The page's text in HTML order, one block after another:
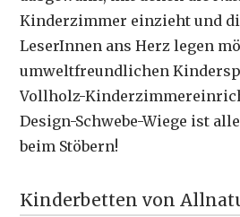
Kinderzimmer einzieht und
LeserInnen ans Herz legen
umweltfreundlichen
Vollholz-
Design-Schwebe-Wiege ist
beim Stöbern!
Kinderbetten von